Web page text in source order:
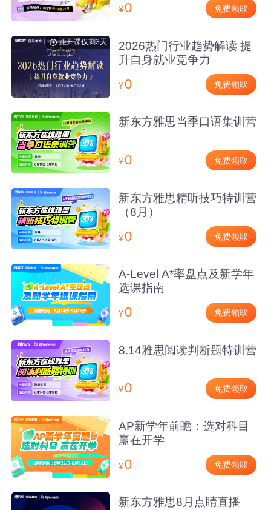
¥0 免费领取
距开课仅剩3天
2026热门行业趋势解读 提
升自身就业竞争力
¥0 免费领取
新东方雅思当季口语集训营
¥0 免费领取
新东方雅思精听技巧特训营
（8月）
¥0 免费领取
A-Level A*率盘点及新学年
选课指南
¥0 免费领取
8.14雅思阅读判断题特训营
¥0 免费领取
AP新学年前瞻：选对科目
赢在开学
¥0 免费领取
新东方雅思8月点睛直播